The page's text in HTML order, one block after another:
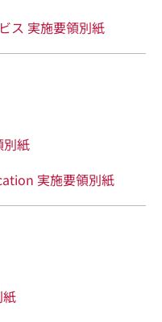
ス 実施要領別紙
紙
実施要領別紙